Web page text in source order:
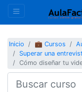
Inicio 💼 Cursos
Superar una
Cómo diseñar tu